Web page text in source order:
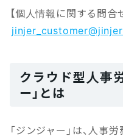
【個人情報に関する問合
クラウド型人事
ー」とは
「ジンジャー」は、人事